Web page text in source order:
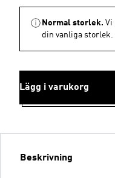
Normal storlek. Vi
din vanliga storlek.
Lägg i varukorg
Beskrivning